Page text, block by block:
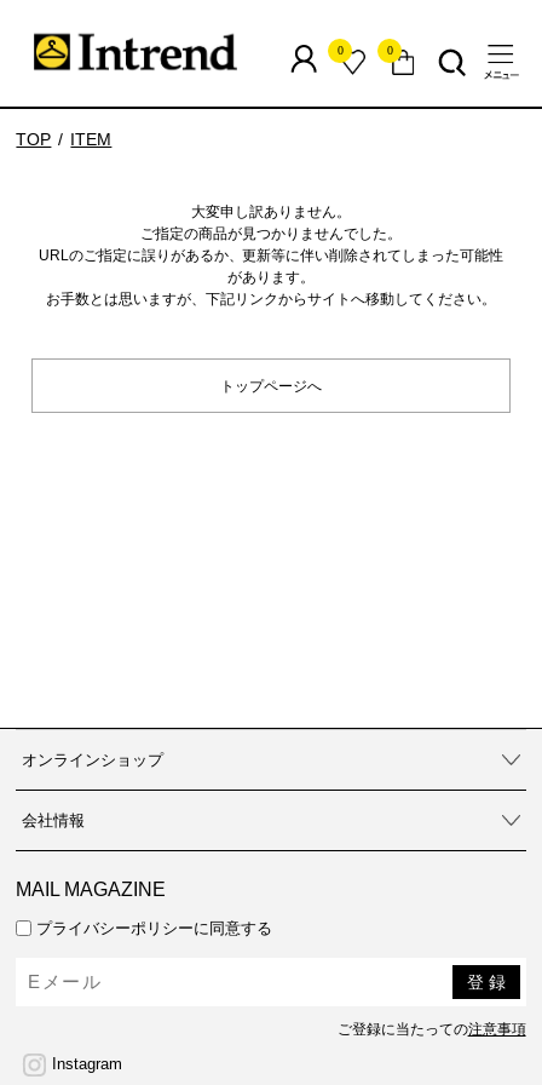
0 0
TOP ITEM
大変申し訳ありません。
ご指定の商品が見つかりませんでした。
URLのご指定に誤りがあるか、更新等に伴い削除されてしまった可能性
があります。
お手数とは思いますが、下記リンクからサイトへ移動してください。
トップページへ
オンラインショップ
会社情報
MAIL MAGAZINE
プライバシーポリシーに同意する
ご登録に当たっての注意事項
Instagram